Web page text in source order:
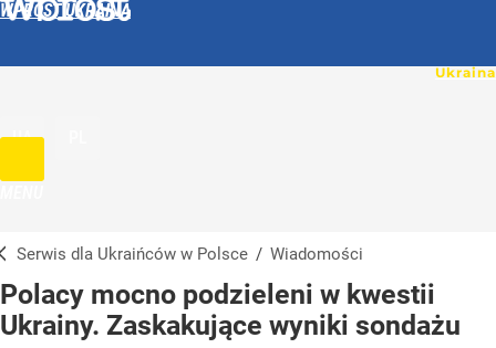
WPROST UKRAINA
UA
Serwis dla Ukraińców w Polsce / Wiadomości
Polacy mocno podzieleni w kwestii
Ukrainy. Zaskakujące wyniki sondażu